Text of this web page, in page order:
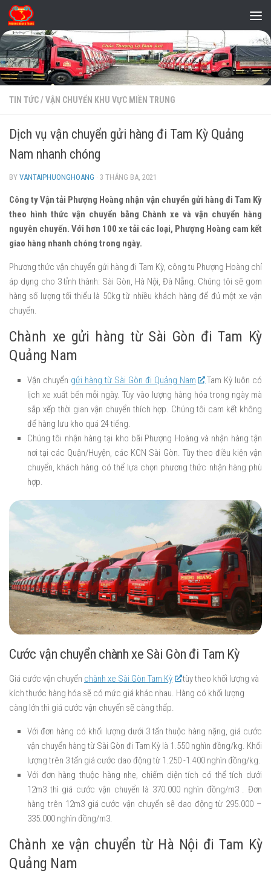
Skip to content
TIN TỨC/ VẬN CHUYỂN KHU VỰC MIỀN TRUNG
Dịch vụ vận chuyển gửi hàng đi Tam Kỳ Quảng
Nam nhanh chóng
BY VANTAIPHUONGHOANG · 3 THÁNG BA, 2021
Công ty Vận tải Phượng Hoàng nhận vận chuyển gửi hàng đi Tam Kỳ
theo hình thức vận chuyển bằng Chành xe và vận chuyển hàng
nguyên chuyến. Với hơn 100 xe tải các loại, Phượng Hoàng cam kết
giao hàng nhanh chóng trong ngày.
Phương thức vận chuyển gửi hàng đi Tam Kỳ, công tu Phượng Hoàng chỉ
áp dụng cho 3 tỉnh thành: Sài Gòn, Hà Nội, Đà Nẵng. Chúng tôi sẽ gom
hàng số lượng tối thiểu là 50kg từ nhiều khách hàng để đủ một xe vận
chuyển.
Chành xe gửi hàng từ Sài Gòn đi Tam Kỳ
Quảng Nam
Vận chuyển gửi hàng từ Sài Gòn đi Quảng Nam
Tam Kỳ luôn có
lịch xe xuất bến mỗi ngày. Tùy vào lượng hàng hóa trong ngày mà
sắp xếp thời gian vận chuyển thích hợp. Chúng tôi cam kết không
để hàng lưu kho quá 24 tiếng.
Chúng tôi nhận hàng tại kho bãi Phượng Hoàng và nhận hàng tận
nơi tại các Quận/Huyện, các KCN Sài Gòn. Tùy theo điều kiện vận
chuyển, khách hàng có thể lựa chọn phương thức nhận hàng phù
hợp.
Cước vận chuyển chành xe Sài Gòn đi Tam Kỳ
Giá cước vận chuyển chành xe Sài Gòn Tam Kỳ
tùy theo khối lượng và
kích thước hàng hóa sẽ có mức giá khác nhau. Hàng có khối lượng
càng lớn thì giá cước vận chuyển sẽ càng thấp.
Với đơn hàng có khối lượng dưới 3 tấn thuộc hàng nặng, giá cước
vận chuyển hàng từ Sài Gòn đi Tam Kỳ là 1.550 nghìn đồng/kg. Khối
lượng trên 3 tấn giá cước dao động từ 1.250 -1.400 nghìn đồng/kg.
Với đơn hàng thuộc hàng nhẹ, chiếm diện tích có thể tích dưới
12m3 thì giá cước vận chuyển là 370.000 nghìn đồng/m3 . Đơn
hàng trên 12m3 giá cước vận chuyển sẽ dao động từ 295.000 –
335.000 nghìn đồng/m3.
Chành xe vận chuyển từ Hà Nội đi Tam Kỳ
Quảng Nam